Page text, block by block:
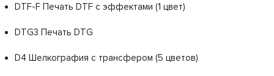
DTF-F Печать DTF с эффектами (1 цвет)
DTG3 Печать DTG
D4 Шелкография с трансфером (5 цветов)